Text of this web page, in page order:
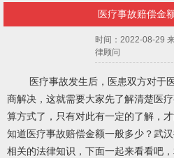
医疗事故赔偿金
时间：2022-08-29
律顾问
医疗事故发生后，医患双方对于
商解决，这就需要大家先了解清楚医
算方式了，只有对此有一定的了解，
知道医疗事故赔偿金额一般多少？武
相关的法律知识，下面一起来看看吧，